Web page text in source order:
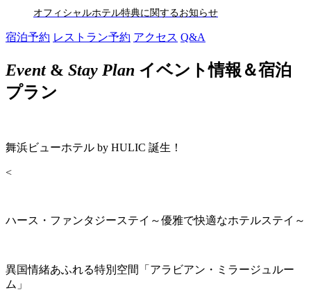
オフィシャルホテル特典に関するお知らせ
宿泊予約 レストラン予約 アクセス Q&A
Event& Stay Plan イベント情報＆宿泊
プラン
舞浜ビューホテル by HULIC 誕生！
<
ハース・ファンタジーステイ～優雅で快適なホテルステイ～
異国情緒あふれる特別空間「アラビアン・ミラージュルー
ム」